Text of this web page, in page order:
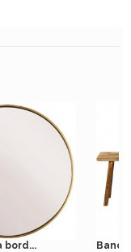
bord...
Banc